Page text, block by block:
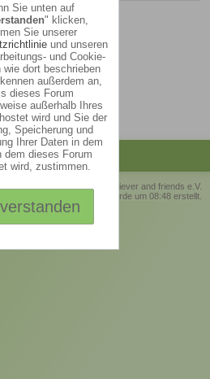
© Retriever and friends e.V.
Die Seite wurde um 08:48 erstellt.
Sie unten auf
" klicken,
Sie unserer
und unseren
und Cookie-
wie dort beschrieben
außerdem an,
dieses Forum
außerhalb Ihres
wird und Sie der
Speicherung und
Ihrer Daten in dem
dem dieses Forum
wird, zustimmen.